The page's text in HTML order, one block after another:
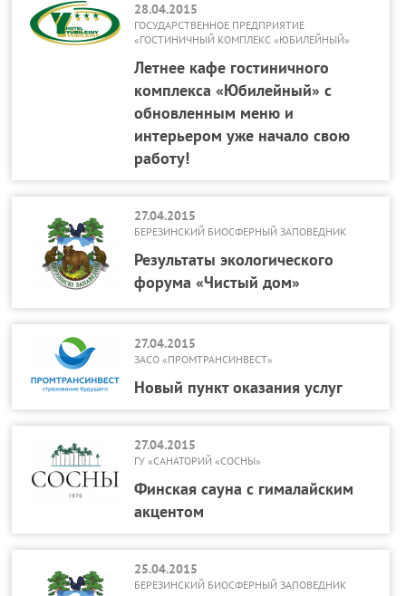
28.04.2015
ГОСУДАРСТВЕННОЕ ПРЕДПРИЯТИЕ
«ГОСТИНИЧНЫЙ КОМПЛЕКС «ЮБИЛЕЙНЫЙ»
Летнее кафе гостиничного
комплекса «Юбилейный» с
обновленным меню и
интерьером уже начало свою
работу!
27.04.2015
БЕРЕЗИНСКИЙ БИОСФЕРНЫЙ ЗАПОВЕДНИК
Результаты экологического
форума «Чистый дом»
27.04.2015
ЗАСО «ПРОМТРАНСИНВЕСТ»
Новый пункт оказания услуг
27.04.2015
ГУ «САНАТОРИЙ «СОСНЫ»
Финская сауна с гималайским
акцентом
25.04.2015
БЕРЕЗИНСКИЙ БИОСФЕРНЫЙ ЗАПОВЕДНИК